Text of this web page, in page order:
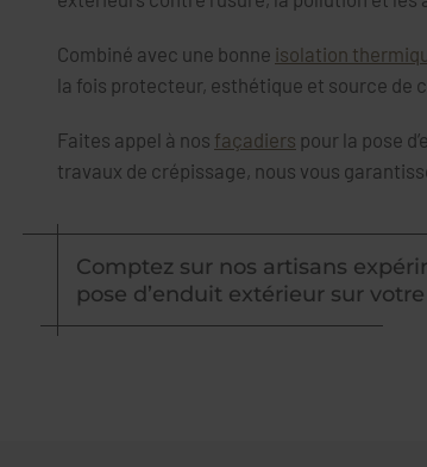
Combiné avec une bonne isolation
la fois protecteur, esthétique et source de
Faites appel à nos façadiers pour la pose
travaux de crépissage, nous vous
Comptez sur nos artisans
pose d’enduit extérieur sur